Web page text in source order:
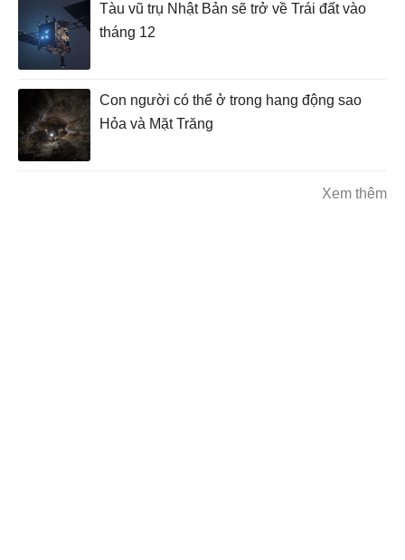
Tàu vũ trụ Nhật Bản sẽ trở về Trái đất vào
tháng 12
Con người có thể ở trong hang động sao
Hỏa và Mặt Trăng
Xem thêm